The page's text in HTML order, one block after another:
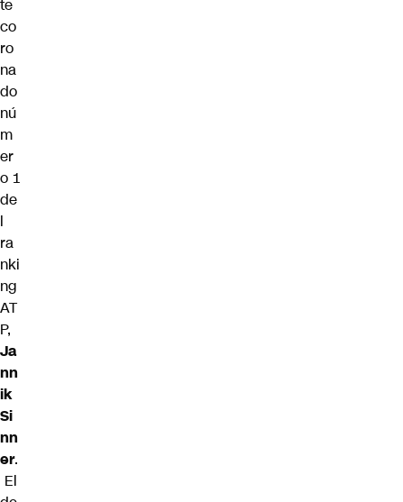
te
co
ro
na
do
nú
m
er
o 1
de
l
ra
nki
ng
AT
P,
Ja
nn
ik
Si
nn
er.
El